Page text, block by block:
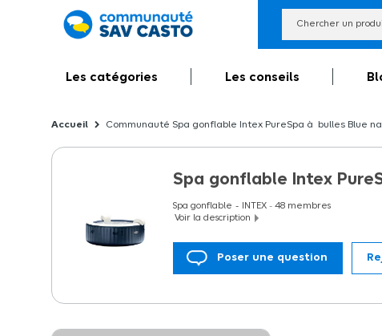
Communauté Spa gonflable Intex PureSpa à bulles Blue
Les catégories Les conseils
Spa gonflable Intex
Spa gonflable INTEX - 48 membres
Voir la description
Spa gonflable Intex PureSpa à bulles Blue
Poser une question